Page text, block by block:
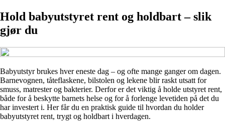
Hold babyutstyret rent og holdbart – slik
gjør du
Babyutstyr brukes hver eneste dag – og ofte mange ganger om dagen.
Barnevognen, tåteflaskene, bilstolen og lekene blir raskt utsatt for
smuss, matrester og bakterier. Derfor er det viktig å holde utstyret rent,
både for å beskytte barnets helse og for å forlenge levetiden på det du
har investert i. Her får du en praktisk guide til hvordan du holder
babyutstyret rent, trygt og holdbart i hverdagen.